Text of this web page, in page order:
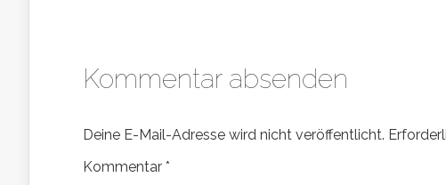
Kommentar absenden
Deine E-Mail-Adresse wird nicht veröffentlicht.
Kommentar *